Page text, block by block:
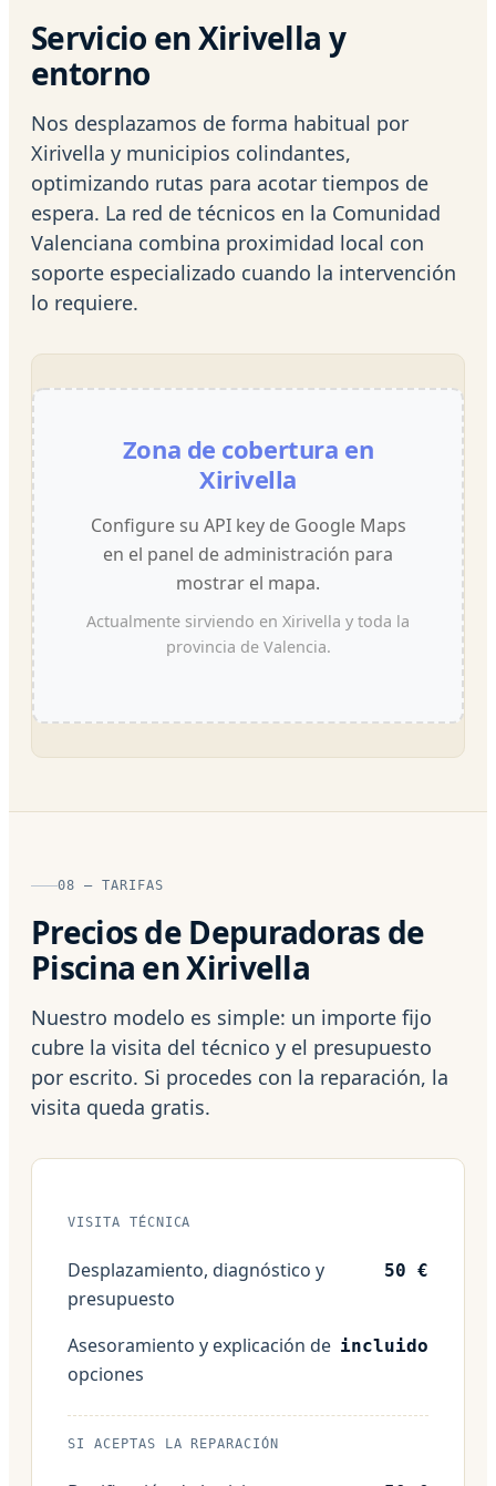
Servicio en Xirivella y
entorno
Nos desplazamos de forma habitual por
Xirivella y municipios colindantes,
optimizando rutas para acotar tiempos de
espera. La red de técnicos en la Comunidad
Valenciana combina proximidad local con
soporte especializado cuando la intervención
lo requiere.
Zona de cobertura en
Xirivella
Configure su API key de Google Maps
en el panel de administración para
mostrar el mapa.
Actualmente sirviendo en Xirivella y toda la
provincia de Valencia.
08 — TARIFAS
Precios de Depuradoras de
Piscina en Xirivella
Nuestro modelo es simple: un importe fijo
cubre la visita del técnico y el presupuesto
por escrito. Si procedes con la reparación, la
visita queda gratis.
VISITA TÉCNICA
Desplazamiento, diagnóstico y
presupuesto
50 €
Asesoramiento y explicación de
opciones
incluido
SI ACEPTAS LA REPARACIÓN